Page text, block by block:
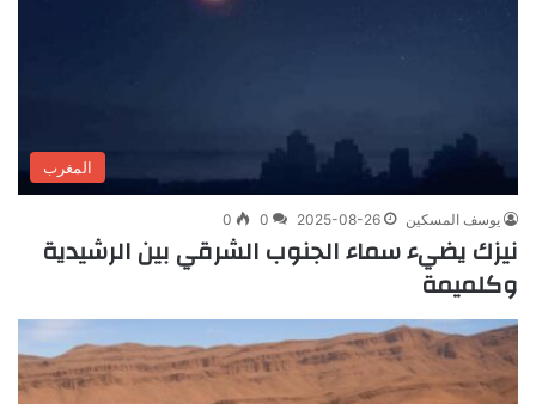
المغرب
يوسف المسكين 2025-08-26
0
0
نيزك يضيء سماء الجنوب الشرقي بين الرشيدية
وكلميمة